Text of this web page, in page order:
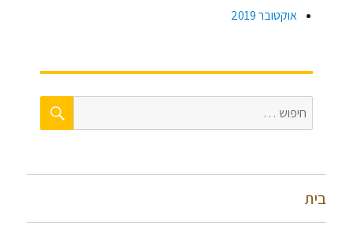
אוקטובר 2019
חפש: חיפוש
בית